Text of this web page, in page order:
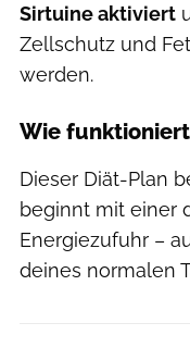
Sirtuine aktiviert
Zellschutz und
werden.
Wie
Dieser Diät-Plan
beginnt mit einer
Energiezufuhr –
deines normalen